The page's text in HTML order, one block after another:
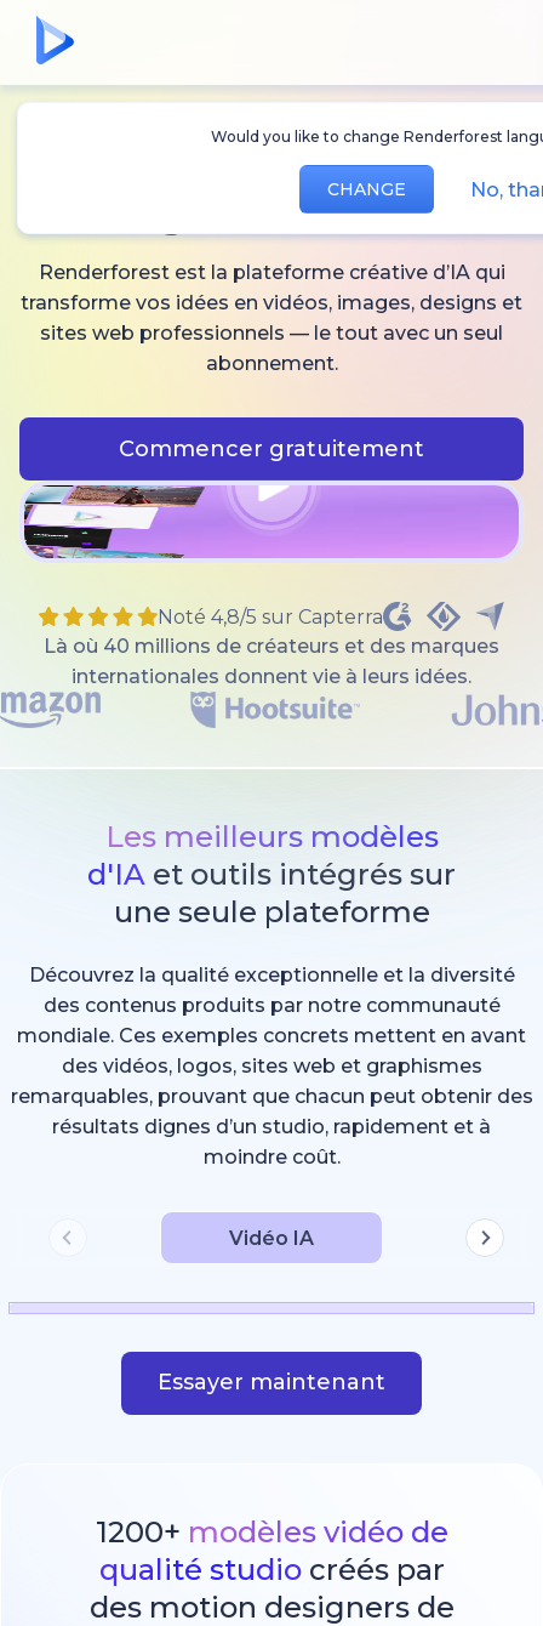
Would you like to change Renderforest
CHANGE No,
vidéos,
et audio IA
Renderforest est la plateforme créative d’IA qui
transforme vos idées en vidéos, images, designs et
sites web professionnels — le tout avec un seul
abonnement.
Commencer gratuitement
Noté 4,8/5 sur Capterra
Là où 40 millions de créateurs et des marques
internationales donnent vie à leurs idées.
Les meilleurs modèles
d'IA et outils intégrés sur
une seule plateforme
Découvrez la qualité exceptionnelle et la diversité
des contenus produits par notre communauté
mondiale. Ces exemples concrets mettent en avant
des vidéos, logos, sites web et graphismes
remarquables, prouvant que chacun peut obtenir des
résultats dignes d’un studio, rapidement et à
moindre coût.
Vidéo IA
Essayer maintenant
1200+ modèles vidéo de
qualité studiocréés par
des motion designers de